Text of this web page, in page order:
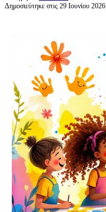
Δημοσιεύτηκε στις 29 Ιουνίου 2026